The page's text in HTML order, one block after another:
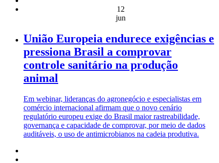
12
jun
União Europeia endurece exigências e
pressiona Brasil a comprovar
controle sanitário na produção
animal
Em webinar, lideranças do agronegócio e especialistas em
comércio internacional afirmam que o novo cenário
regulatório europeu exige do Brasil maior rastreabilidade,
governança e capacidade de comprovar, por meio de dados
auditáveis, o uso de antimicrobianos na cadeia produtiva.